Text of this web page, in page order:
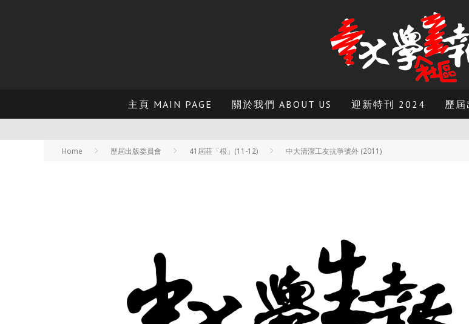
主頁 MAIN PAGE 關於我們 ABOUT US 迎新特刊 2024 歷屆
Home 歷屆出版委員會 41屆莊「根」(11-12) 中大清潔工友抗爭號外 (2011)